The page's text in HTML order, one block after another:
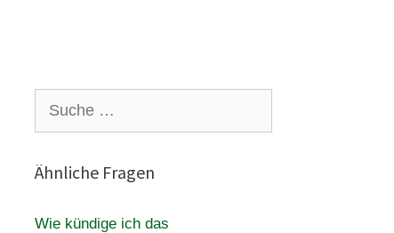
nach:
Ähnliche Fragen
Wie kündige ich das